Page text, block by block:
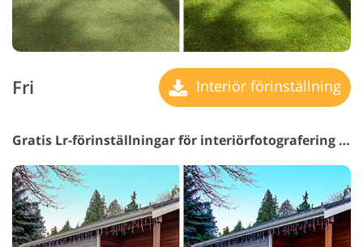
Fri Interiör förinställning
Gratis Lr-förinställningar för interiörfotografering #20 "Remove Yellow Hues"